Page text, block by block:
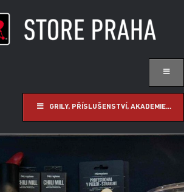
GRILY, PŘÍSLUŠENSTVÍ, AKADEMIE...